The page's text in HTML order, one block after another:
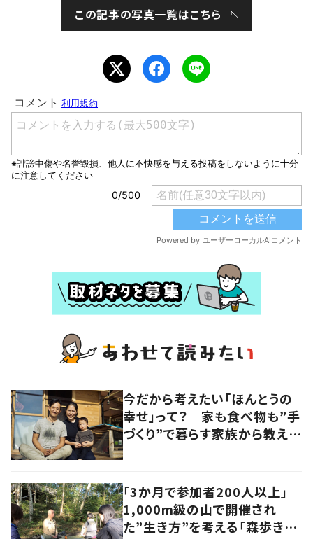
この記事の写真一覧はこちら
今だから考えたい「ほんとうの
幸せ」って？ 家も食べ物も”手
づくり”で暮らす家族から教えて
「3か月で参加者200人以上」
1,000m級の山で開催され
た”生き方”を考える「森歩きツ